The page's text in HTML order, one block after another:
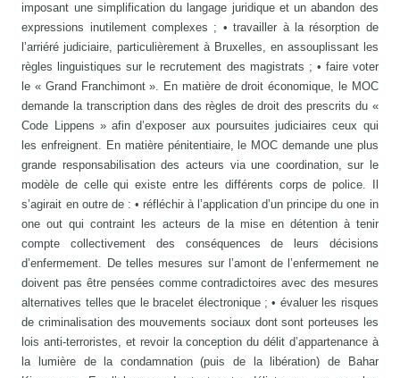
imposant une simplification du langage juridique et un abandon des
expressions inutilement complexes ; • travailler à la résorption de
l’arriéré judiciaire, particulièrement à Bruxelles, en assouplissant les
règles linguistiques sur le recrutement des magistrats ; • faire voter
le « Grand Franchimont ». En matière de droit économique, le MOC
demande la transcription dans des règles de droit des prescrits du «
Code Lippens » afin d’exposer aux poursuites judiciaires ceux qui
les enfreignent. En matière pénitentiaire, le MOC demande une plus
grande responsabilisation des acteurs via une coordination, sur le
modèle de celle qui existe entre les différents corps de police. Il
s’agirait en outre de : • réfléchir à l’application d’un principe du one in
one out qui contraint les acteurs de la mise en détention à tenir
compte collectivement des conséquences de leurs décisions
d’enfermement. De telles mesures sur l’amont de l’enfermement ne
doivent pas être pensées comme contradictoires avec des mesures
alternatives telles que le bracelet électronique ; • évaluer les risques
de criminalisation des mouvements sociaux dont sont porteuses les
lois anti-terroristes, et revoir la conception du délit d’appartenance à
la lumière de la condamnation (puis de la libération) de Bahar